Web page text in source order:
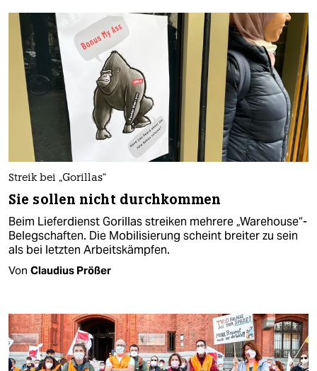
Streik bei „Gorillas“
Sie sollen nicht durchkommen
Beim Lieferdienst Gorillas streiken mehrere „Warehouse“-
Belegschaften. Die Mobilisierung scheint breiter zu sein
als bei letzten Arbeitskämpfen.
Von Claudius Prößer